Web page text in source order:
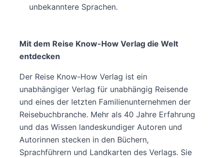
unbekanntere Sprachen.
Mit dem Reise Know-How Verlag die Welt
entdecken
Der Reise Know-How Verlag ist ein
unabhängiger Verlag für unabhängig Reisende
und eines der letzten Familienunternehmen der
Reisebuchbranche. Mehr als 40 Jahre Erfahrung
und das Wissen landeskundiger Autoren und
Autorinnen stecken in den Büchern,
Sprachführern und Landkarten des Verlags. Sie